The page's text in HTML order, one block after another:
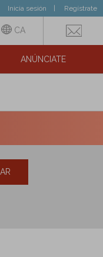
Inicia sesión Regístrate
CA
ANÚNCIATE